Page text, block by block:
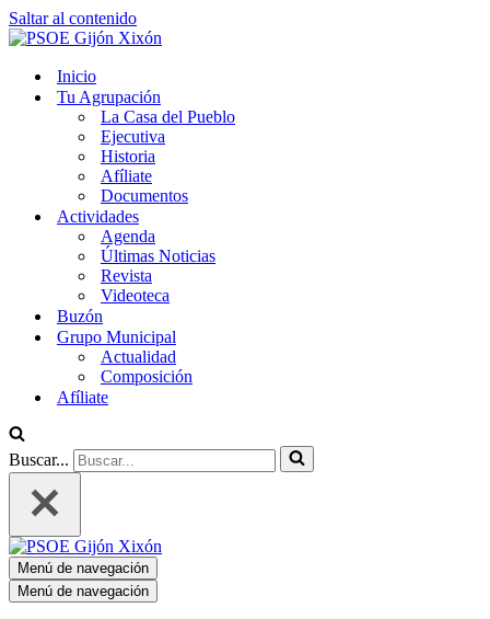
Saltar al contenido
Inicio
Tu Agrupación
La Casa del Pueblo
Ejecutiva
Historia
Afíliate
Documentos
Actividades
Agenda
Últimas Noticias
Revista
Videoteca
Buzón
Grupo Municipal
Actualidad
Composición
Afíliate
Buscar...
Menú de navegación
Menú de navegación